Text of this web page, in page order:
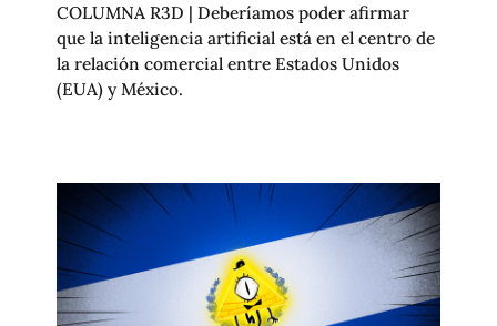
COLUMNA R3D | Deberíamos poder afirmar
que la inteligencia artificial está en el centro de
la relación comercial entre Estados Unidos
(EUA) y México.